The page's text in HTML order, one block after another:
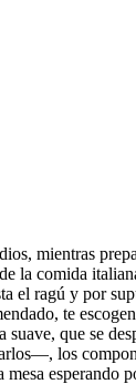
mientras
la comida
el ragú y por
te
que se
los